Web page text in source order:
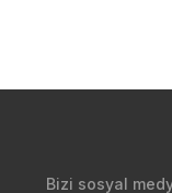
Bizi sosyal